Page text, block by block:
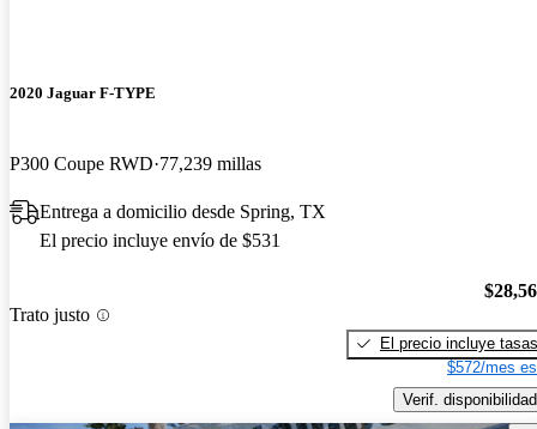
2020 Jaguar F-TYPE
P300 Coupe RWD 77,239 millas
Entrega a domicilio desde Spring, TX
El precio incluye envío de $531
Trato justo
El precio incluye tasas
$572/mes
Verif. disponibilidad